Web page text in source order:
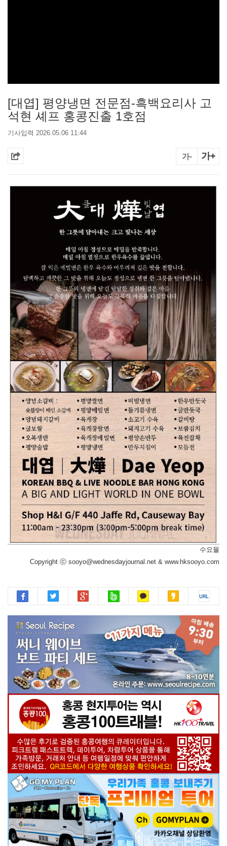
[대엽] 평양냉면 전문점-흑백요리사 고
석현 셰프 홍콩진출 1호점
기사입력 2026.05.06 11:44
가- 가+
수요몰
Copyright ⓒ sooyo@wednesdayjournal.net & www.hksooyo.com